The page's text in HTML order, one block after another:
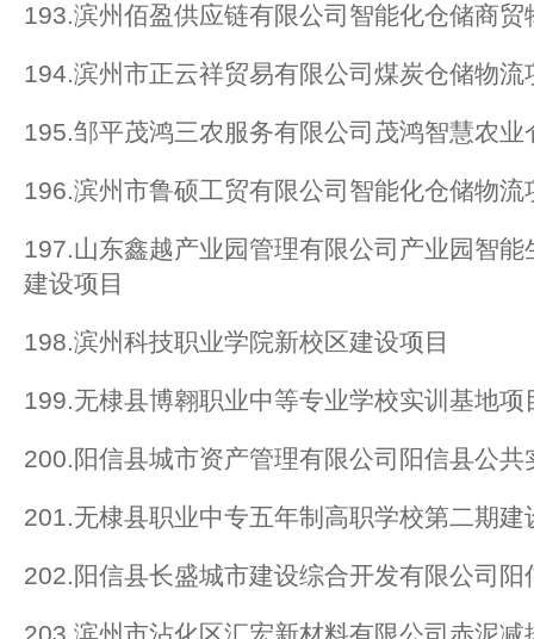
193.滨州佰盈供应链有限公司智能化仓储商贸
194.滨州市正云祥贸易有限公司煤炭仓储物流
195.邹平茂鸿三农服务有限公司茂鸿智慧农业
196.滨州市鲁硕工贸有限公司智能化仓储物流
197.山东鑫越产业园管理有限公司产业园智
建设项目
198.滨州科技职业学院新校区建设项目
199.无棣县博翱职业中等专业学校实训基地项
200.阳信县城市资产管理有限公司阳信县公共
201.无棣县职业中专五年制高职学校第二期建
202.阳信县长盛城市建设综合开发有限公司